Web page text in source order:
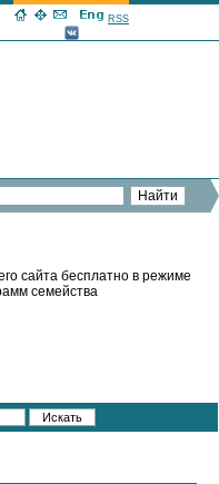
RSS
сайта бесплатно в режиме
семейства